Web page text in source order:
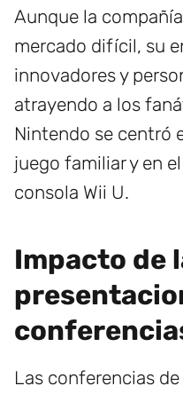
Aunque la
mercado difícil, su
innovadores y
atrayendo a los
Nintendo se centró
juego familiar y en
consola Wii U.
Impacto de
Las conferencias